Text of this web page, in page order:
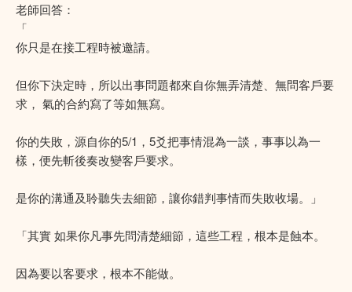
老師回答：
「
你只是在接工程時被邀請。
但你下決定時，所以出事問題都來自你無弄清楚、無問客戶要
求， 氣的合約寫了等如無寫。
你的失敗，源自你的5/1，5爻把事情混為一談，事事以為一
樣，便先斬後奏改變客戶要求。
是你的溝通及聆聽失去細節，讓你錯判事情而失敗收場。」
「其實 如果你凡事先問清楚細節，這些工程，根本是蝕本。
因為要以客要求，根本不能做。